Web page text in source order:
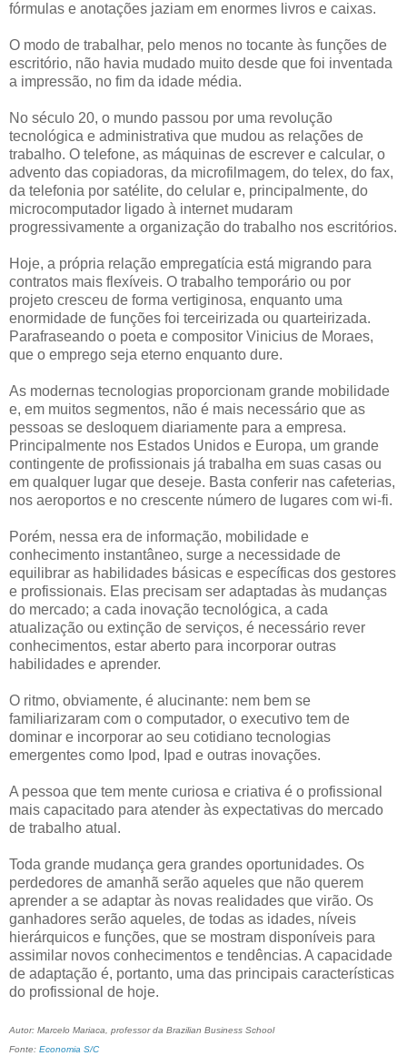
fórmulas e anotações jaziam em enormes livros e caixas.
O modo de trabalhar, pelo menos no tocante às funções de
escritório, não havia mudado muito desde que foi inventada
a impressão, no fim da idade média.
No século 20, o mundo passou por uma revolução
tecnológica e administrativa que mudou as relações de
trabalho. O telefone, as máquinas de escrever e calcular, o
advento das copiadoras, da microfilmagem, do telex, do fax,
da telefonia por satélite, do celular e, principalmente, do
microcomputador ligado à internet mudaram
progressivamente a organização do trabalho nos escritórios.
Hoje, a própria relação empregatícia está migrando para
contratos mais flexíveis. O trabalho temporário ou por
projeto cresceu de forma vertiginosa, enquanto uma
enormidade de funções foi terceirizada ou quarteirizada.
Parafraseando o poeta e compositor Vinicius de Moraes,
que o emprego seja eterno enquanto dure.
As modernas tecnologias proporcionam grande mobilidade
e, em muitos segmentos, não é mais necessário que as
pessoas se desloquem diariamente para a empresa.
Principalmente nos Estados Unidos e Europa, um grande
contingente de profissionais já trabalha em suas casas ou
em qualquer lugar que deseje. Basta conferir nas cafeterias,
nos aeroportos e no crescente número de lugares com wi-fi.
Porém, nessa era de informação, mobilidade e
conhecimento instantâneo, surge a necessidade de
equilibrar as habilidades básicas e específicas dos gestores
e profissionais. Elas precisam ser adaptadas às mudanças
do mercado; a cada inovação tecnológica, a cada
atualização ou extinção de serviços, é necessário rever
conhecimentos, estar aberto para incorporar outras
habilidades e aprender.
O ritmo, obviamente, é alucinante: nem bem se
familiarizaram com o computador, o executivo tem de
dominar e incorporar ao seu cotidiano tecnologias
emergentes como Ipod, Ipad e outras inovações.
A pessoa que tem mente curiosa e criativa é o profissional
mais capacitado para atender às expectativas do mercado
de trabalho atual.
Toda grande mudança gera grandes oportunidades. Os
perdedores de amanhã serão aqueles que não querem
aprender a se adaptar às novas realidades que virão. Os
ganhadores serão aqueles, de todas as idades, níveis
hierárquicos e funções, que se mostram disponíveis para
assimilar novos conhecimentos e tendências. A capacidade
de adaptação é, portanto, uma das principais características
do profissional de hoje.
Autor: Marcelo Mariaca, professor da Brazilian Business School
Fonte: Economia S/C